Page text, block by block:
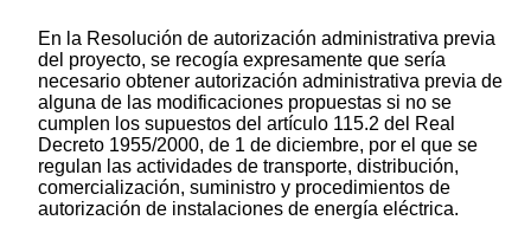
En la Resolución de autorización administrativa previa
del proyecto, se recogía expresamente que sería
necesario obtener autorización administrativa previa de
alguna de las modificaciones propuestas si no se
cumplen los supuestos del artículo 115.2 del Real
Decreto 1955/2000, de 1 de diciembre, por el que se
regulan las actividades de transporte, distribución,
comercialización, suministro y procedimientos de
autorización de instalaciones de energía eléctrica.